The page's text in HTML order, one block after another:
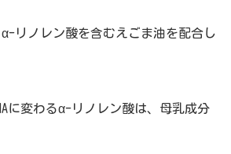
α-リノレン酸を含むえごま油を配合し
に変わるα-リノレン酸は、母乳成分